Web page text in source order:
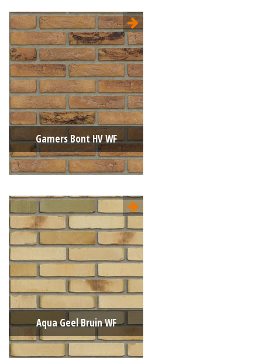
Type:
Flame
Formaat:
Waalformaat (WF)
210x100x50
Structuur:
Genuanceerd
Kleur:
Geel
Gamers Bont HV WF
Type:
Handvorm (HV)
Formaat:
Waalformaat (WF)
210x100x50
Kleur:
Geel
Aqua Geel Bruin WF